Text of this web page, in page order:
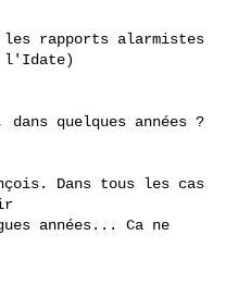
rapports alarmistes
l'Idate)
quelques années ?
Dans tous les cas
années... Ca ne